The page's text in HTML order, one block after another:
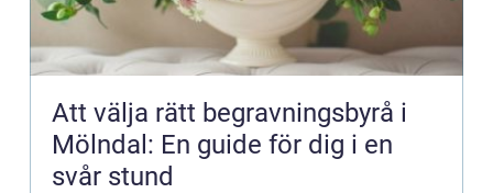
Att välja rätt begravningsbyrå i
Mölndal: En guide för dig i en
svår stund